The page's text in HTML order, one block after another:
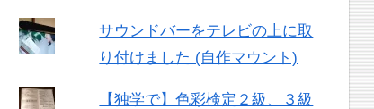
サウンドバーをテレビの上に取
り付けました (自作マウント)
【独学で】色彩検定２級、３級